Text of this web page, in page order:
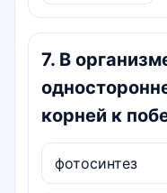
7. В
корней к
фотосинтез